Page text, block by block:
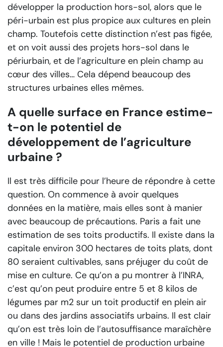
développer la production hors-sol, alors que le
péri-urbain est plus propice aux cultures en plein
champ. Toutefois cette distinction n’est pas figée,
et on voit aussi des projets hors-sol dans le
périurbain, et de l’agriculture en plein champ au
cœur des villes… Cela dépend beaucoup des
structures urbaines elles mêmes.
A quelle surface en France estime-
t-on le potentiel de
développement de l’agriculture
urbaine ?
Il est très difficile pour l’heure de répondre à cette
question. On commence à avoir quelques
données en la matière, mais elles sont à manier
avec beaucoup de précautions. Paris a fait une
estimation de ses toits productifs. Il existe dans la
capitale environ 300 hectares de toits plats, dont
80 seraient cultivables, sans préjuger du coût de
mise en culture. Ce qu’on a pu montrer à l’INRA,
c’est qu’on peut produire entre 5 et 8 kilos de
légumes par m2 sur un toit productif en plein air
ou dans des jardins associatifs urbains. Il est clair
qu’on est très loin de l’autosuffisance maraîchère
en ville ! Mais le potentiel de production urbaine